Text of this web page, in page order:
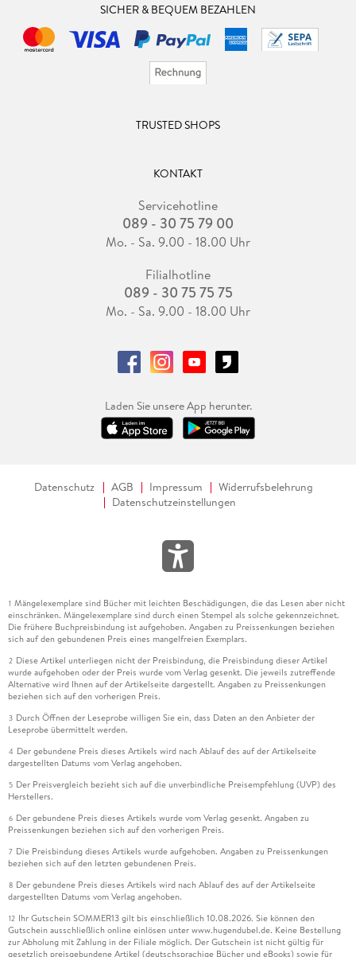
SICHER & BEQUEM BEZAHLEN
TRUSTED SHOPS
KONTAKT
Servicehotline
089 - 30 75 79 00
Mo. - Sa. 9.00 - 18.00 Uhr
Filialhotline
089 - 30 75 75 75
Mo. - Sa. 9.00 - 18.00 Uhr
Laden Sie unsere App herunter.
Datenschutz AGB Impressum
Widerrufsbelehrung
Datenschutzeinstellungen
1 Mängelexemplare sind Bücher mit leichten Beschädigungen, die das Lesen aber nicht
einschränken. Mängelexemplare sind durch einen Stempel als solche gekennzeichnet.
Die frühere Buchpreisbindung ist aufgehoben. Angaben zu Preissenkungen beziehen
sich auf den gebundenen Preis eines mangelfreien Exemplars.
2 Diese Artikel unterliegen nicht der Preisbindung, die Preisbindung dieser Artikel
wurde aufgehoben oder der Preis wurde vom Verlag gesenkt. Die jeweils zutreffende
Alternative wird Ihnen auf der Artikelseite dargestellt. Angaben zu Preissenkungen
beziehen sich auf den vorherigen Preis.
3 Durch Öffnen der Leseprobe willigen Sie ein, dass Daten an den Anbieter der
Leseprobe übermittelt werden.
4 Der gebundene Preis dieses Artikels wird nach Ablauf des auf der Artikelseite
dargestellten Datums vom Verlag angehoben.
5 Der Preisvergleich bezieht sich auf die unverbindliche Preisempfehlung (UVP) des
Herstellers.
6 Der gebundene Preis dieses Artikels wurde vom Verlag gesenkt. Angaben zu
Preissenkungen beziehen sich auf den vorherigen Preis.
7 Die Preisbindung dieses Artikels wurde aufgehoben. Angaben zu Preissenkungen
beziehen sich auf den letzten gebundenen Preis.
8 Der gebundene Preis dieses Artikels wird nach Ablauf des auf der Artikelseite
dargestellten Datums vom Verlag angehoben.
12 Ihr Gutschein SOMMER13 gilt bis einschließlich 10.08.2026. Sie können den
Gutschein ausschließlich online einlösen unter www.hugendubel.de. Keine Bestellung
zur Abholung mit Zahlung in der Filiale möglich. Der Gutschein ist nicht gültig für
gesetzlich preisgebundene Artikel (deutschsprachige Bücher und eBooks) sowie für